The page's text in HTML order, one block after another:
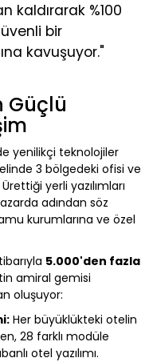
kaldırarak %100
bir
kavuşuyor."
Güçlü
yenilikçi teknolojiler
3 bölgedeki ofisi ve
yerli yazılımları
adından söz
kurumlarına ve özel
5.000'den fazla
amiral gemisi
oluşuyor:
Her büyüklükteki otelin
28 farklı modüle
otel yazılımı.